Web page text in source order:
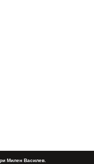
Милен Василев.